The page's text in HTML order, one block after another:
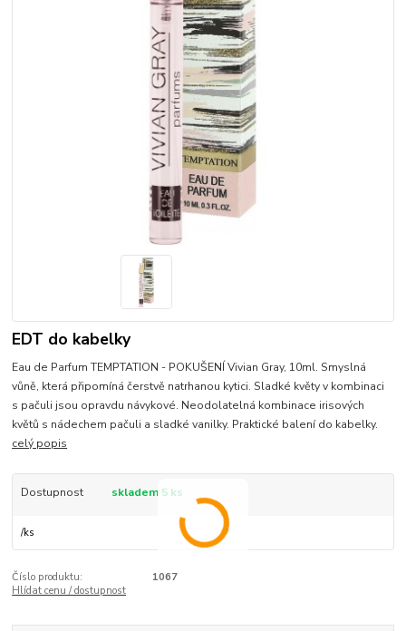
EDT do kabelky
Eau de Parfum TEMPTATION - POKUŠENÍ Vivian Gray, 10ml. Smyslná
vůně, která připomíná čerstvě natrhanou kytici. Sladké květy v kombinaci
s pačuli jsou opravdu návykové. Neodolatelná kombinace irisových
květů s nádechem pačuli a sladké vanilky. Praktické balení do kabelky.
celý popis
Dostupnost skladem 5 ks
/ks
Číslo produktu:
1067
Hlídat cenu / dostupnost